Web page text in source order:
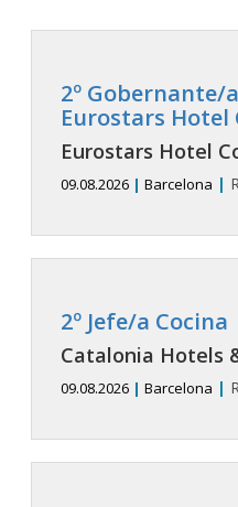
2º
Eurostars Hotel
Eurostars Hotel
09.08.2026 | Barcelona |
2º Jefe/a Cocina
Catalonia Hotels
09.08.2026 | Barcelona |